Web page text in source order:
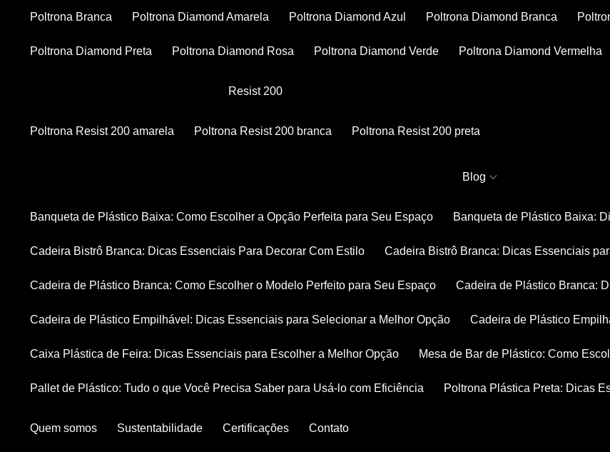
Poltrona Branca Poltrona Diamond Amarela Poltrona Diamond Azul Poltrona Diamond Branca
Poltrona Diamond Preta Poltrona Diamond Rosa Poltrona Diamond Verde Poltrona Diamond Vermelha
Resist 200
Poltrona Resist 200 amarela Poltrona Resist 200 branca Poltrona Resist 200 preta
Blog
Banqueta de Plástico Baixa: Como Escolher a Opção Perfeita para Seu Espaço Banqueta de Plástico Baixa:
Cadeira Bistrô Branca: Dicas Essenciais Para Decorar Com Estilo Cadeira Bistrô Branca: Dicas Essenciais
Cadeira de Plástico Branca: Como Escolher o Modelo Perfeito para Seu Espaço Cadeira de Plástico Branca:
Cadeira de Plástico Empilhável: Dicas Essenciais para Selecionar a Melhor Opção Cadeira de Plástico
Caixa Plástica de Feira: Dicas Essenciais para Escolher a Melhor Opção Mesa de Bar de Plástico: Como
Pallet de Plástico: Tudo o que Você Precisa Saber para Usá-lo com Eficiência Poltrona Plástica Preta: Dicas
Quem somos Sustentabilidade Certificações Contato